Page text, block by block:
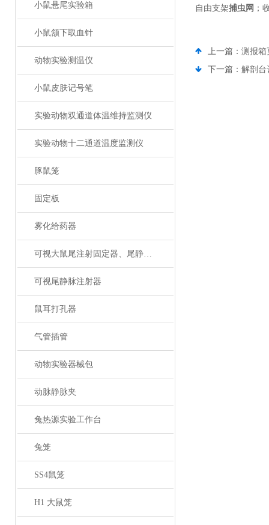
小鼠悬尾实验箱
小鼠颔下取血针
动物实验测温仪
小鼠皮肤记号笔
实验动物双通道体温维持监测仪
实验动物十二通道温度监测仪
豚鼠笼
固定板
雾化给药器
可视大鼠尾注射固定器、尾静脉注射
可视尾静脉注射器
鼠耳打孔器
气管插管
动物实验器械包
动脉静脉夹
兔热源实验工作台
兔笼
SS4鼠笼
H1 大鼠笼
自由支架捕虫网 ；
上一篇： 测报箱
下一篇： 解剖台